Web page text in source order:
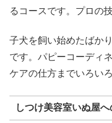
るコースです。プロの
子犬を飼い始めたばか
です。パピーコーディ
ケアの仕方までいろい
しつけ美容室いぬ屋